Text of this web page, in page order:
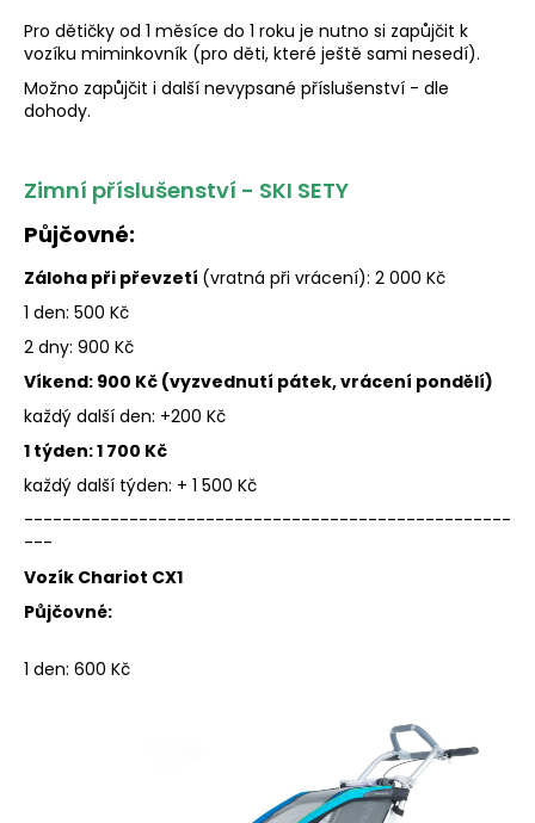
Pro dětičky od 1 měsíce do 1 roku je nutno si zapůjčit k
vozíku miminkovník (pro děti, které ještě sami nesedí).
Možno zapůjčit i další nevypsané příslušenství - dle
dohody.
Zimní příslušenství - SKI SETY
Půjčovné:
Záloha při převzetí (vratná při vrácení): 2 000 Kč
1 den: 500 Kč
2 dny: 900 Kč
Víkend: 900 Kč (vyzvednutí pátek, vrácení pondělí)
každý další den: +200 Kč
1 týden: 1 700 Kč
každý další týden: + 1 500 Kč
---------------------------------------------------
---
Vozík Chariot CX1
Půjčovné:
1 den: 600 Kč